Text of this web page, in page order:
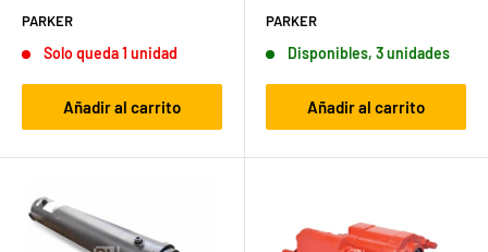
PARKER
Solo queda 1 unidad
Añadir al carrito
PARKER
Disponibles, 3 unidades
Añadir al carrito